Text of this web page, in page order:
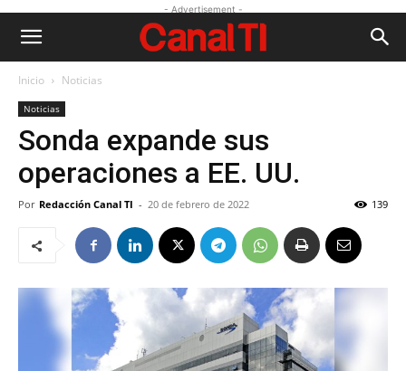
- Advertisement -
Inicio Noticias
Noticias
Sonda expande sus
operaciones a EE. UU.
Por Redacción Canal TI - 20 de febrero de 2022 139